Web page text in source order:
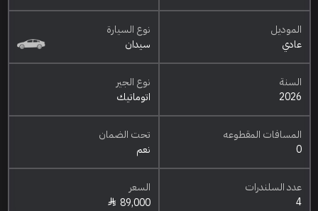
الموديل
عادي
نوع السيارة
سيدان
السنة
2026
نوع الجير
اتوماتيك
المسافات المقطوعه
0
تحت الضمان
نعم
عدد السلندرات
4
السعر
89,000